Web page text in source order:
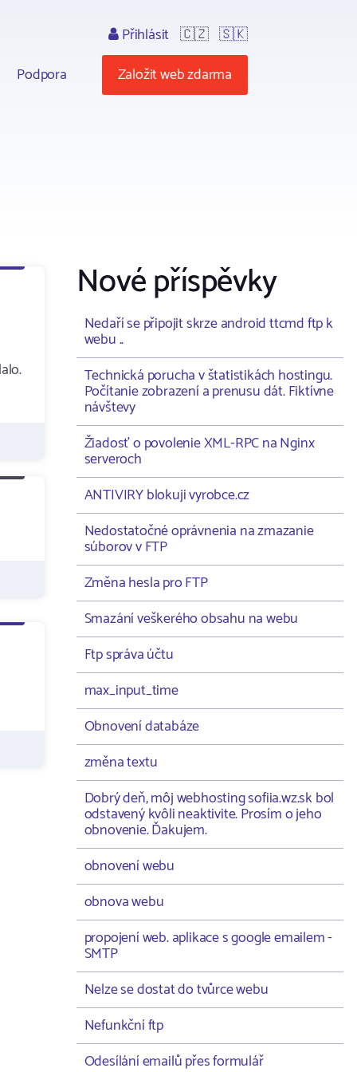
Podpora
Přihlásit 🇨🇿 🇸🇰
Založit web zdarma
Nové příspěvky
Nedaří se připojit skrze android ttcmd ftp k
webu ..
Technická porucha v štatistikách hostingu.
Počítanie zobrazení a prenusu dát. Fiktívne
návštevy
Žiadosť o povolenie XML-RPC na Nginx
serveroch
ANTIVIRY blokuji vyrobce.cz
Nedostatočné oprávnenia na zmazanie
súborov v FTP
Změna hesla pro FTP
Smazání veškerého obsahu na webu
Ftp správa účtu
max_input_time
Obnovení databáze
změna textu
Dobrý deň, môj webhosting sofiia.wz.sk bol
odstavený kvôli neaktivite. Prosím o jeho
obnovenie. Ďakujem.
obnovení webu
obnova webu
propojení web. aplikace s google emailem -
SMTP
Nelze se dostat do tvůrce webu
Nefunkční ftp
Odesílání emailů přes formulář